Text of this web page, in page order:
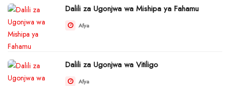
Dalili za Ugonjwa wa Mishipa ya Fahamu
Afya
Dalili za Ugonjwa wa Vitiligo
Afya